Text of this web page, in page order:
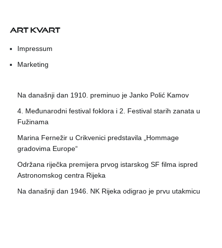
ART KVART
Impressum
Marketing
Na današnji dan 1910. preminuo je Janko Polić Kamov
4. Međunarodni festival foklora i 2. Festival starih zanata u
Fužinama
Marina Fernežir u Crikvenici predstavila „Hommage
gradovima Europe“
Održana riječka premijera prvog istarskog SF filma ispred
Astronomskog centra Rijeka
Na današnji dan 1946. NK Rijeka odigrao je prvu utakmicu